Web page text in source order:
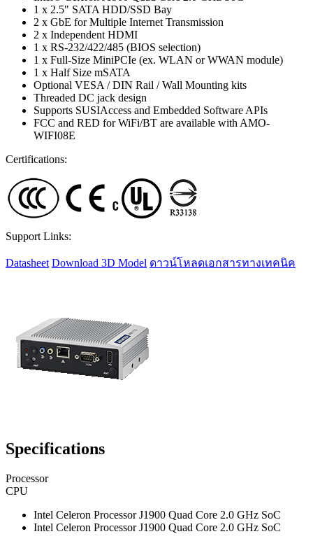
1 x 2.5" SATA HDD/SSD Bay
2 x GbE for Multiple Internet Transmission
2 x Independent HDMI
1 x RS-232/422/485 (BIOS selection)
1 x Full-Size MiniPCIe (ex. WLAN or WWAN module)
1 x Half Size mSATA
Optional VESA / DIN Rail / Wall Mounting kits
Threaded DC jack design
Supports SUSIAccess and Embedded Software APIs
FCC and RED for WiFi/BT are available with AMO-
WIFI08E
Certifications:
Support Links:
Datasheet Download 3D Model ดาวน์โหลดเอกสารทางเทคนิค
Specifications
Processor
CPU
Intel Celeron Processor J1900 Quad Core 2.0 GHz SoC
Intel Celeron Processor J1900 Quad Core 2.0 GHz SoC